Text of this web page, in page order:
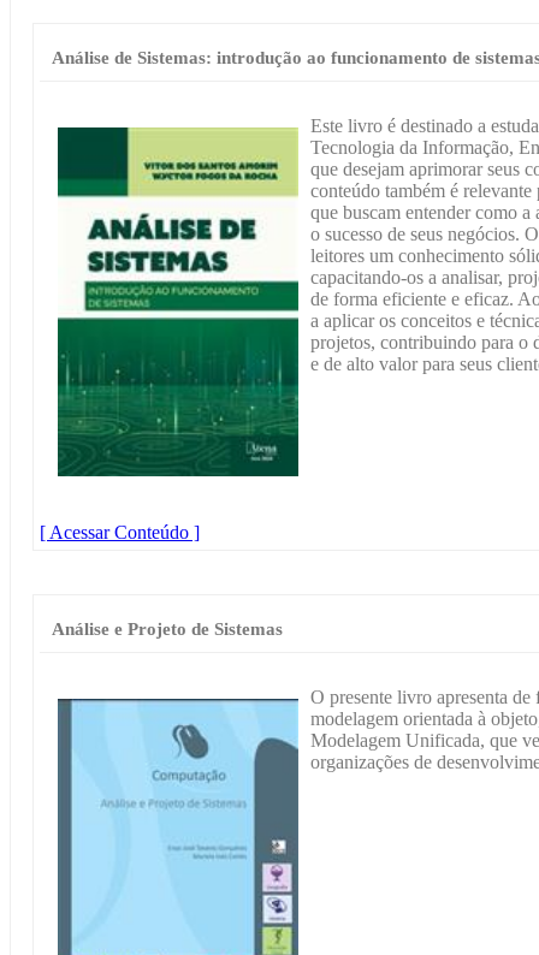
Análise de Sistemas: introdução ao funcionamento de
Este livro é destinado a
Tecnologia da Informação,
que desejam aprimorar seus
conteúdo também é relevante
que buscam entender como
o sucesso de seus negócios.
leitores um conhecimento
capacitando-os a analisar,
de forma eficiente e eficaz.
a aplicar os conceitos e
projetos, contribuindo para o
e de alto valor para seus
[ Acessar Conteúdo ]
Análise e Projeto de Sistemas
O presente livro apresenta
modelagem orientada à
Modelagem Unificada, que
organizações de